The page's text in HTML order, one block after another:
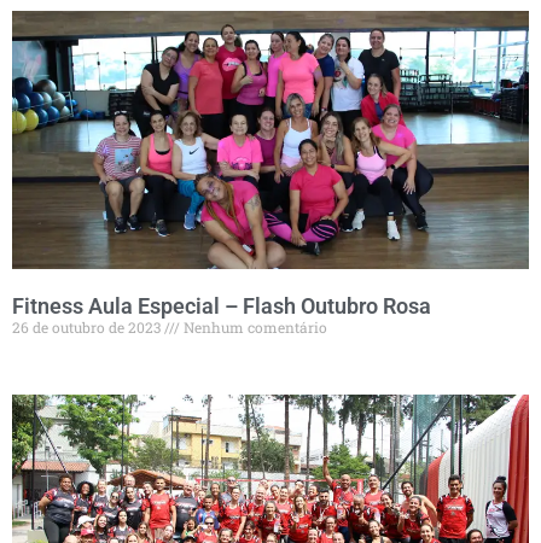
Fitness Aula Especial – Flash Outubro Rosa
26 de outubro de 2023 Nenhum comentário